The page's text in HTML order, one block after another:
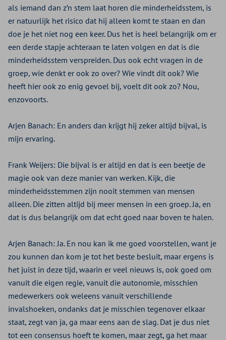
als iemand dan z’n stem laat horen die minderheidsstem, is
er natuurlijk het risico dat hij alleen komt te staan en dan
doe je het niet nog een keer. Dus het is heel belangrijk om er
een derde stapje achteraan te laten volgen en dat is die
minderheidsstem verspreiden. Dus ook echt vragen in de
groep, wie denkt er ook zo over? Wie vindt dit ook? Wie
heeft hier ook zo enig gevoel bij, voelt dit ook zo? Nou,
enzovoorts.
Arjen Banach: En anders dan krijgt hij zeker altijd bijval, is
mijn ervaring.
Frank Weijers: Die bijval is er altijd en dat is een beetje de
magie ook van deze manier van werken. Kijk, die
minderheidsstemmen zijn nooit stemmen van mensen
alleen. Die zitten altijd bij meer mensen in een groep. Ja, en
dat is dus belangrijk om dat echt goed naar boven te halen.
Arjen Banach: Ja. En nou kan ik me goed voorstellen, want je
zou kunnen dan kom je tot het beste besluit, maar ergens is
het juist in deze tijd, waarin er veel nieuws is, ook goed om
vanuit die eigen regie, vanuit die autonomie, misschien
medewerkers ook weleens vanuit verschillende
invalshoeken, ondanks dat je misschien tegenover elkaar
staat, zegt van ja, ga maar eens aan de slag. Dat je dus niet
tot een consensus hoeft te komen, maar zegt, ga het maar